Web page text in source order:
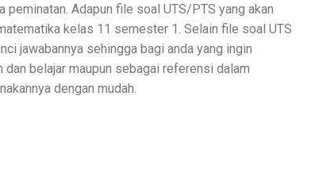
Adapun file soal UTS/PTS yang akan
kelas 11 semester 1. Selain file soal UTS
jawabannya sehingga bagi anda yang ingin
belajar maupun sebagai referensi dalam
dengan mudah.